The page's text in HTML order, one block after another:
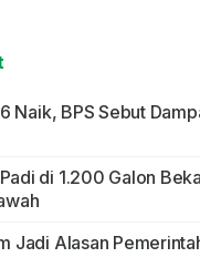
Naik, BPS Sebut
di 1.200 Galon
Jadi Alasan